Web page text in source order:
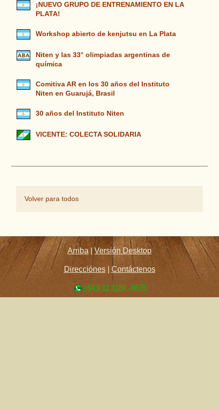
¡NUEVO GRUPO DE ENTRENAMIENTO EN LA
PLATA!
Workshop abierto de kenjutsu en La Plata
Niten y las 33° olimpiadas argentinas de
química
Comitiva AR en los 30 años del Instituto
Niten en Guarujá, Brasil
30 años del Instituto Niten
VICENTE: COLECTA SOLIDARIA
Volver para todos
Arriba |Versión Desktop
Direcciónes| Contáctenos
+54 9 11 3186 - 8635